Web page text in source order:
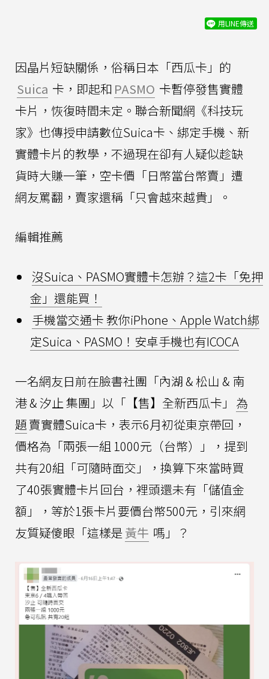
用LINE傳送
因晶片短缺關係，俗稱日本「西瓜卡」的
Suica 卡，即起和 PASMO 卡暫停發售實體
卡片，恢復時間未定。聯合新聞網《科技玩
家》也傳授申請數位Suica卡、綁定手機、新
實體卡片的教學，不過現在卻有人疑似趁缺
貨時大賺一筆，空卡價「日幣當台幣賣」遭
網友罵翻，賣家還稱「只會越來越貴」。
編輯推薦
沒Suica、PASMO實體卡怎辦？這2卡「免押
金」還能買！
手機當交通卡 教你iPhone、Apple Watch綁
定Suica、PASMO！安卓手機也有ICOCA
一名網友日前在臉書社團「內湖 & 松山 & 南
港 & 汐止 集團」以「【售】全新西瓜卡」 為
題賣實體Suica卡，表示6月初從東京帶回，
價格為「兩張一組 1000元（台幣）」，提到
共有20組「可隨時面交」，換算下來當時買
了40張實體卡片回台，裡頭還未有「儲值金
額」，等於1張卡片要價台幣500元，引來網
友質疑傻眼「這樣是黃牛 嗎」？